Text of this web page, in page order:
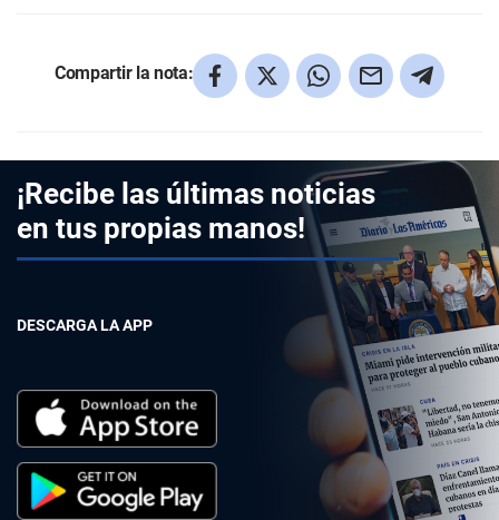
Compartir la nota:
¡Recibe las últimas noticias
en tus propias manos!
DESCARGA LA APP